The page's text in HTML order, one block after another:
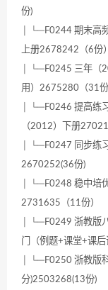
份)
│ └─F0244 期末高
上册2678242（6份）
│ └─F0245 三年（
用）2675280（31份
│ └─F0246 提高练
（2012）下册
│ └─F0247 同步练
2670252(36份)
│ └─F0248 稳中培
2731635（11份）
│ └─F0249 浙教版
门（例题+课堂+课
│ └─F0250 浙教版
分)2503268(13份)